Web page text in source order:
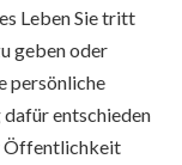
Leben Sie tritt
geben oder
persönliche
dafür entschieden
Öffentlichkeit